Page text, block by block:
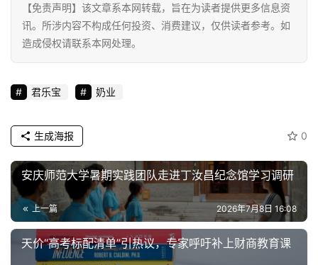
【免责声明】该文章系本网转载，旨在为读者提供更多信息资
讯。所涉内容不构成任何投资、消费建议，仅供读者参考。如
造成侵权请联系本网处理。
君乐宝 奶业
0
生成海报
安庆师范大学暑期实践团队走进丁汝昌纪念馆学习调研
上一篇 2026年7月8日 16:08
天价“高考标配清单”引热议，专家呼吁补上财商教育课